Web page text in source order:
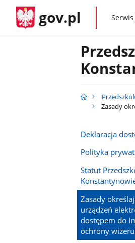
gov.pl gov.pl
Zasady
Deklaracja
Polityka
Statut
Zasady
urządzeń
dostępem do
ochrony